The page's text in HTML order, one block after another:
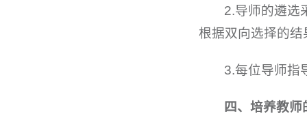
2.导师的遴选
根据双向选择的
3.每位导师指
四、培养教